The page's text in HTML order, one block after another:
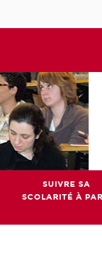
SUIVRE SA
SCOLARITÉ À